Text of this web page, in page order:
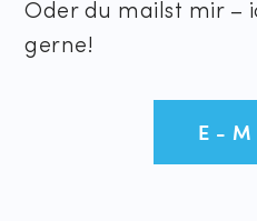
Oder du mailst mir –
gerne!
E-